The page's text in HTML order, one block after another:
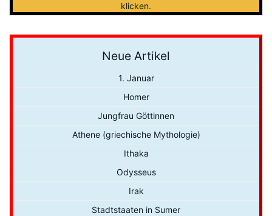
klicken.
Neue Artikel
1. Januar
Homer
Jungfrau Göttinnen
Athene (griechische Mythologie)
Ithaka
Odysseus
Irak
Stadtstaaten in Sumer